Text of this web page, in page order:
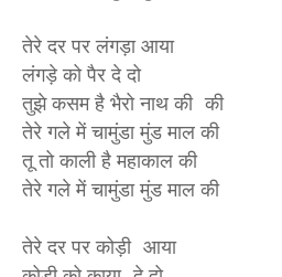
तेरे दर पर लंगड़ा आया
लंगड़े को पैर दे दो
तुझे कसम है भैरो नाथ की की
तेरे गले में चामुंडा मुंड माल की
तू तो काली है महाकाल की
तेरे गले में चामुंडा मुंड माल की
तेरे दर पर कोड़ी आया